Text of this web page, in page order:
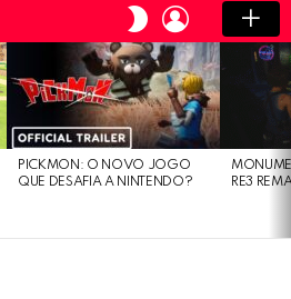
SWITCH
SKIN
LOGIN
PICKMON: O NOVO JOGO
QUE DESAFIA A NINTENDO?
RE3